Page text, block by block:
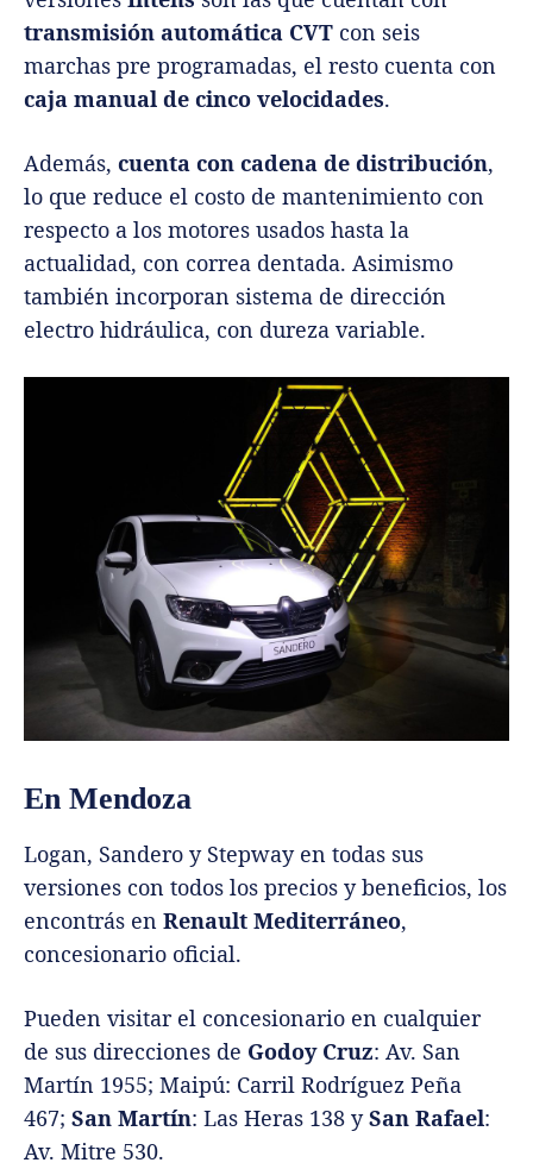
transmisión automática CVT con seis
marchas pre programadas, el resto cuenta con
caja manual de cinco velocidades.
Además, cuenta con cadena de distribución,
lo que reduce el costo de mantenimiento con
respecto a los motores usados hasta la
actualidad, con correa dentada. Asimismo
también incorporan sistema de dirección
electro hidráulica, con dureza variable.
En Mendoza
Logan, Sandero y Stepway en todas sus
versiones con todos los precios y beneficios, los
encontrás en Renault Mediterráneo,
concesionario oficial.
Pueden visitar el concesionario en cualquier
de sus direcciones de Godoy Cruz: Av. San
Martín 1955; Maipú: Carril Rodríguez Peña
467; San Martín: Las Heras 138 ySan Rafael:
Av. Mitre 530.